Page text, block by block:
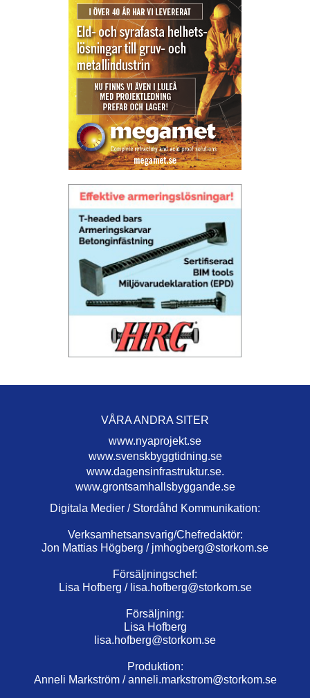
VÅRA ANDRA SITER
www.nyaprojekt.se
www.svenskbyggtidning.se
www.dagensinfrastruktur.se.
www.grontsamhallsbyggande.se
Digitala Medier / Stordåhd Kommunikation:
Verksamhetsansvarig/Chefredaktör:
Jon Mattias Högberg / jmhogberg@storkom.se
Försäljningschef:
Lisa Hofberg / lisa.hofberg@storkom.se
Försäljning:
Lisa Hofberg
lisa.hofberg@storkom.se
Produktion:
Anneli Markström /anneli.markstrom@storkom.se